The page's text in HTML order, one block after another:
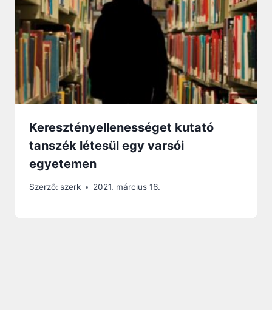
Keresztényellenességet kutató
tanszék létesül egy varsói
egyetemen
Szerző: szerk 2021. március 16.